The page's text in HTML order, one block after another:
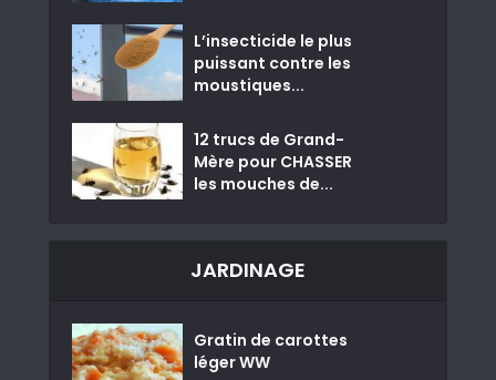
L’insecticide le plus
puissant contre les
moustiques...
12 trucs de Grand-
Mère pour CHASSER
les mouches de...
JARDINAGE
Gratin de carottes
léger WW